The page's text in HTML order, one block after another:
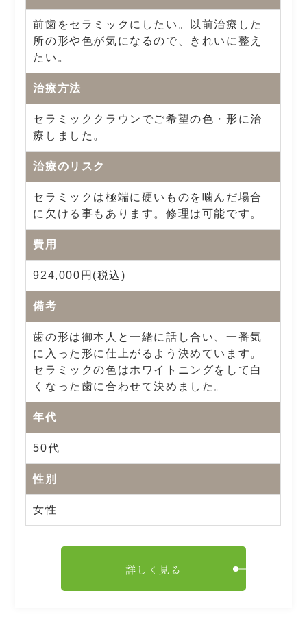
前歯をセラミックにしたい。以前治療した
所の形や色が気になるので、きれいに整え
たい。
治療方法
セラミッククラウンでご希望の色・形に治
療しました。
治療のリスク
セラミックは極端に硬いものを噛んだ場合
に欠ける事もあります。修理は可能です。
費用
924,000円(税込)
備考
歯の形は御本人と一緒に話し合い、一番気
に入った形に仕上がるよう決めています。
セラミックの色はホワイトニングをして白
くなった歯に合わせて決めました。
年代
50代
性別
女性
詳しく見る